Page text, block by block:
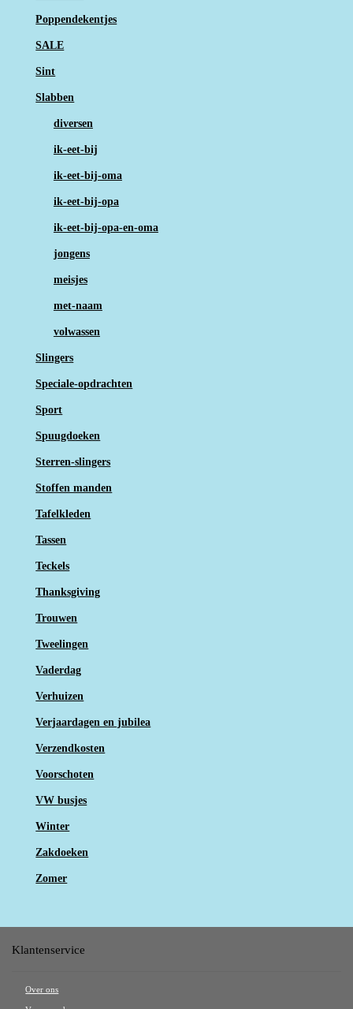
Poppendekentjes
SALE
Sint
Slabben
diversen
ik-eet-bij
ik-eet-bij-oma
ik-eet-bij-opa
ik-eet-bij-opa-en-oma
jongens
meisjes
met-naam
volwassen
Slingers
Speciale-opdrachten
Sport
Spuugdoeken
Sterren-slingers
Stoffen manden
Tafelkleden
Tassen
Teckels
Thanksgiving
Trouwen
Tweelingen
Vaderdag
Verhuizen
Verjaardagen en jubilea
Verzendkosten
Voorschoten
VW busjes
Winter
Zakdoeken
Zomer
Klantenservice
Over ons